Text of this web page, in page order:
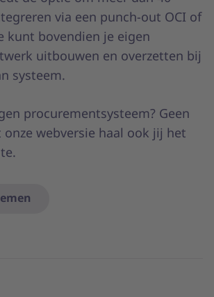
via een punch-out OCI of
kunt bovendien je eigen
uitbouwen en overzetten bij
systeem.
procurementsysteem? Geen
webversie haal ook jij het